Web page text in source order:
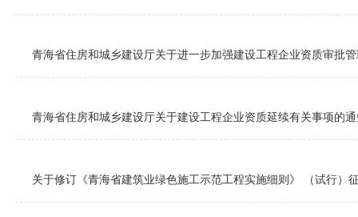
青海省住房和城乡建设厅关于进一步加强建设工程企业资质审批
青海省住房和城乡建设厅关于建设工程企业资质延续有关事项的
关于修订《青海省建筑业绿色施工示范工程实施细则》 （试行）